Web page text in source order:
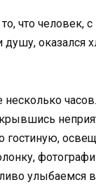
что человек,
душу, оказался
несколько
гостиную,
улыбаемся